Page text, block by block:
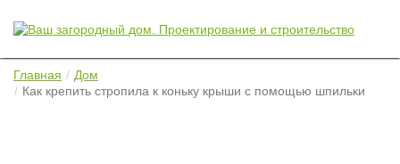
Главная
Дом
Как крепить стропила к коньку крыши с помощью шпильки